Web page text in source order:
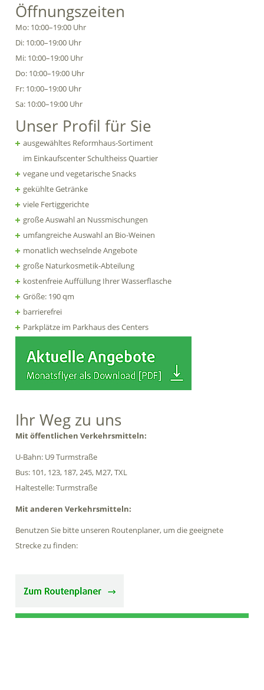
Öffnungszeiten
Mo: 10:00–19:00 Uhr
Di: 10:00–19:00 Uhr
Mi: 10:00–19:00 Uhr
Do: 10:00–19:00 Uhr
Fr: 10:00–19:00 Uhr
Sa: 10:00–19:00 Uhr
Unser Profil für Sie
ausgewähltes Reformhaus-Sortiment
im Einkaufscenter Schultheiss Quartier
vegane und vegetarische Snacks
gekühlte Getränke
viele Fertiggerichte
große Auswahl an Nussmischungen
umfangreiche Auswahl an Bio-Weinen
monatlich wechselnde Angebote
große Naturkosmetik-Abteilung
kostenfreie Auffüllung Ihrer Wasserflasche
Größe: 190 qm
barrierefrei
Parkplätze im Parkhaus des Centers
Ihr Weg zu uns
Mit öffentlichen Verkehrsmitteln:
U-Bahn: U9 Turmstraße
Bus: 101, 123, 187, 245, M27, TXL
Haltestelle: Turmstraße
Mit anderen Verkehrsmitteln:
Benutzen Sie bitte unseren Routenplaner, um die geeignete
Strecke zu finden: